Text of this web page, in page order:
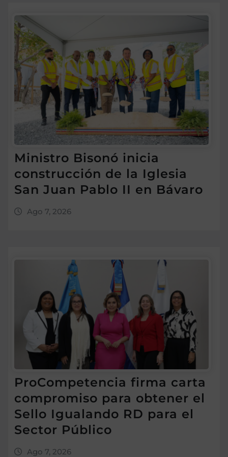
Ministro Bisonó inicia
construcción de la Iglesia
San Juan Pablo II en Bávaro
Ago 7, 2026
ProCompetencia firma carta
compromiso para obtener el
Sello Igualando RD para el
Sector Público
Ago 7, 2026